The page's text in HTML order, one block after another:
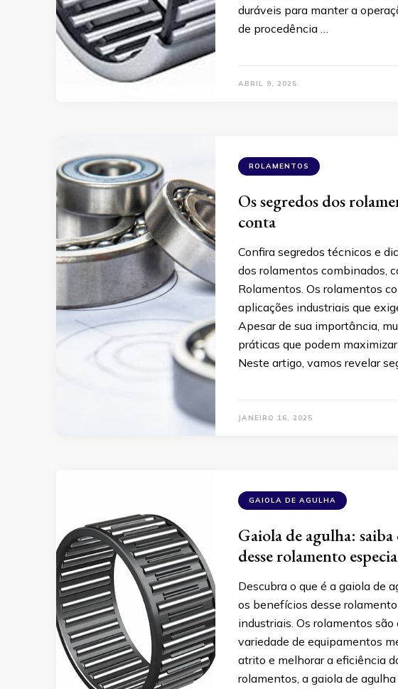
duráveis para manter a
de procedência …
ABRIL 9, 2025
ROLAMENTOS
Os segredos dos
conta
Confira segredos técnicos e
dos rolamentos combinados,
Rolamentos. Os rolamentos
aplicações industriais que
Apesar de sua importância,
práticas que podem
Neste artigo, vamos revelar
JANEIRO 16, 2025
GAIOLA DE AGULHA
Gaiola de agulha:
desse rolamento
Descubra o que é a gaiola de
os benefícios desse
industriais. Os rolamentos
variedade de equipamentos
atrito e melhorar a eficiência
rolamentos, a gaiola de